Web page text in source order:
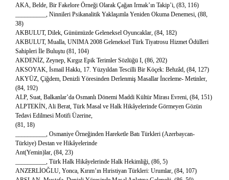
AKA, Belde, Bir Fakelore Örneği Olarak Çağan Irmak’ın Takip’i, (83, 116)
__________, Ninnileri Psikanalitik Yaklaşımla Yeniden Okuma Denemesi, (88,
38)
AKBULUT, Dilek, Günümüzde Geleneksel Oyuncaklar, (84, 182)
AKBULUT, Mualla, UNIMA 2008 Geleneksel Türk Tiyatrosu Hizmet Ödülleri
Sahipleri İle Buluştu (81, 104)
AKDENİZ, Zeynep, Kırgız Epik Terimler Sözlüğü I, (86, 202)
AKSOYAK, İsmail Hakkı, 17. Yüzyıldan Tescilli Bir Köçek: Behzâd, (84, 127)
AKYÜZ, Çiğdem, Denizli Yöresinden Derlenmiş Masallar İnceleme- Metinler,
(84, 192)
ALP, Suat, Balkanlar’da Osmanlı Dönemi Maddi Kültür Mirası Evreni, (84, 151)
ALPTEKİN, Ali Berat, Türk Masal ve Halk Hikâyelerinde Görmeyen Gözün
Tedavi Edilmesi Motifi Üzerine,
(81, 18)
__________, Osmaniye Örneğinden Hareketle Batı Türkleri (Azerbaycan-
Türkiye) Destan ve Hikâyelerinde
Ant(Yemin)lar, (84, 23)
__________, Türk Halk Hikâyelerinde Halk Hekimliği, (86, 5)
ANZERLİOĞLU, Yonca, Kırım’ın Hıristiyan Türkleri: Urumlar, (84, 107)